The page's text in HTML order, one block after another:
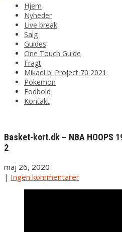
Hjem
Nyheder
Live break
Salg
Guides
One Touch Guide
Fragt
Mikael b. Project 70 2021
Pokemon
Fodbold
Kontakt
Basket-kort.dk – NBA HOOPS
2
maj 26, 2020
| Ingen kommentarer